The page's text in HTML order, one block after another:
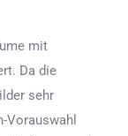
mit
Da die
sehr
Vorauswahl